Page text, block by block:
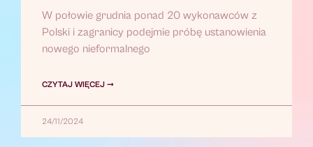
W połowie grudnia ponad 20 wykonawców z
Polski i zagranicy podejmie próbę ustanowienia
nowego nieformalnego
CZYTAJ WIĘCEJ ➞
24/11/2024